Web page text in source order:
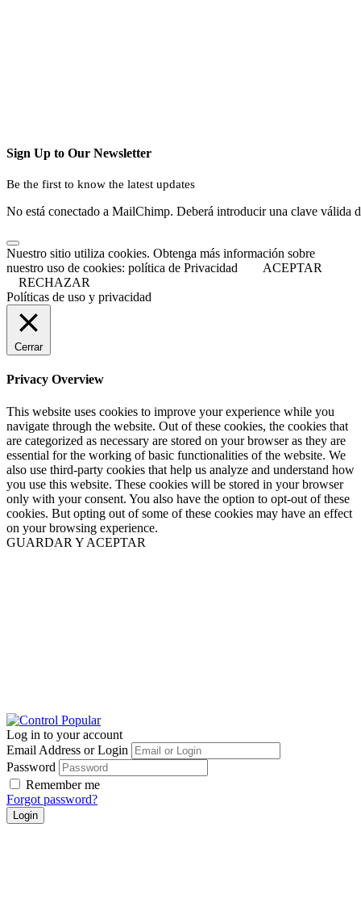
Sign Up to Our Newsletter
Be the first to know the latest updates
No está conectado a MailChimp. Deberá introducir una clave válida
Nuestro sitio utiliza cookies. Obtenga más información sobre
nuestro uso de cookies: política de Privacidad
ACEPTAR
RECHAZAR
Políticas de uso y privacidad
Cerrar
Privacy Overview
This website uses cookies to improve your experience while you
navigate through the website. Out of these cookies, the cookies that
are categorized as necessary are stored on your browser as they are
essential for the working of basic functionalities of the website. We
also use third-party cookies that help us analyze and understand how
you use this website. These cookies will be stored in your browser
only with your consent. You also have the option to opt-out of these
cookies. But opting out of some of these cookies may have an effect
on your browsing experience.
GUARDAR Y ACEPTAR
Log in to your account
Email Address or Login
Password
Remember me
Forgot password?
Login